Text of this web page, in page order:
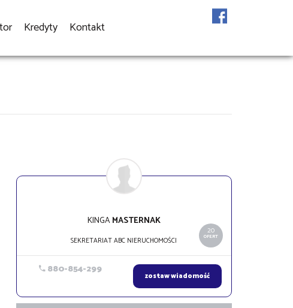
Kredyty Kontakt
20
OFERT
KINGAMASTERNAK
SEKRETARIAT ABC NIERUCHOMOŚCI
880-854-299 zostaw wiadomość